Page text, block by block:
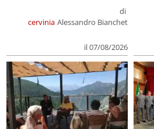
cervinia
di
Alessandro Bianchet
il 07/08/2026